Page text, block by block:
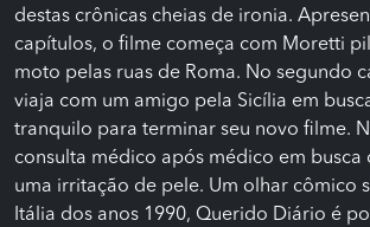
destas crônicas cheias de ironia.
capítulos, o filme começa com Moretti
moto pelas ruas de Roma. No segundo
viaja com um amigo pela Sicília em
tranquilo para terminar seu novo filme.
consulta médico após médico em busca
uma irritação de pele. Um olhar cômico
Itália dos anos 1990, Querido Diário é